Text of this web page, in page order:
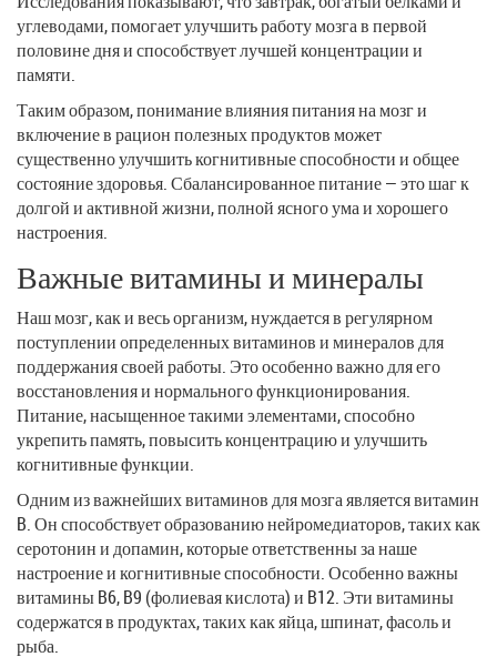
углеводами, помогает улучшить работу мозга в первой
половине дня и способствует лучшей концентрации и
памяти.
Таким образом, понимание влияния питания на мозг и
включение в рацион полезных продуктов может
существенно улучшить когнитивные способности и общее
состояние здоровья. Сбалансированное питание — это шаг к
долгой и активной жизни, полной ясного ума и хорошего
настроения.
Важные витамины и минералы
Наш мозг, как и весь организм, нуждается в регулярном
поступлении определенных витаминов и минералов для
поддержания своей работы. Это особенно важно для его
восстановления и нормального функционирования.
Питание, насыщенное такими элементами, способно
укрепить память, повысить концентрацию и улучшить
когнитивные функции.
Одним из важнейших витаминов для мозга является витамин
B. Он способствует образованию нейромедиаторов, таких как
серотонин и допамин, которые ответственны за наше
настроение и когнитивные способности. Особенно важны
витамины B6, B9 (фолиевая кислота) и B12. Эти витамины
содержатся в продуктах, таких как яйца, шпинат, фасоль и
рыба.